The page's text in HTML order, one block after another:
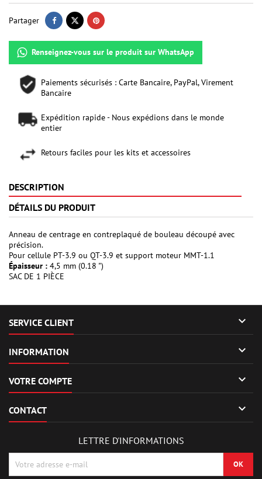
Partager
Renseignez-vous sur le produit sur WhatsApp
Paiements sécurisés : Carte Bancaire, PayPal, Virement
Bancaire
Expédition rapide - Nous expédions dans le monde
entier
Retours faciles pour les kits et accessoires
DESCRIPTION
DÉTAILS DU PRODUIT
Anneau de centrage en contreplaqué de bouleau découpé avec
précision.
Pour cellule PT-3.9 ou QT-3.9 et support moteur MMT-1.1
Épaisseur : 4,5 mm (0.18 ")
SAC DE 1 PIÈCE
SERVICE CLIENT 
INFORMATION 
VOTRE COMPTE 
CONTACT 
LETTRE D'INFORMATIONS